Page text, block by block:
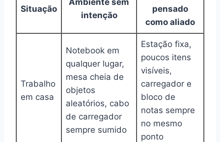
Situação
intenção
pensado
como aliado
Trabalho
em casa
Notebook em
qualquer lugar,
mesa cheia de
objetos
aleatórios, cabo
de carregador
sempre sumido
Estação fixa,
poucos itens
visíveis,
carregador e
bloco de
notas sempre
no mesmo
ponto